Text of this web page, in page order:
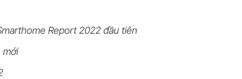
Report 2022 đầu tiên
mới